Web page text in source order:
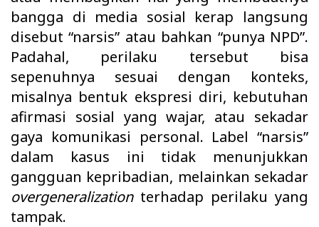
bangga di media sosial kerap langsung
disebut “narsis” atau bahkan “punya NPD”.
Padahal, perilaku tersebut bisa
sepenuhnya sesuai dengan konteks,
misalnya bentuk ekspresi diri, kebutuhan
afirmasi sosial yang wajar, atau sekadar
gaya komunikasi personal. Label “narsis”
dalam kasus ini tidak menunjukkan
gangguan kepribadian, melainkan sekadar
overgeneralizationterhadap perilaku yang
tampak.